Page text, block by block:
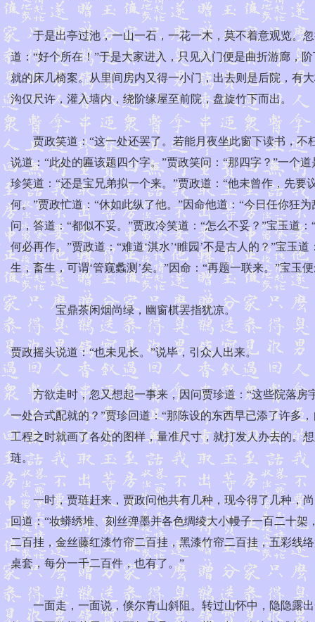
于是出亭过池，一山一石，一花一木，莫不着意观览。忽
道：“好个所在！”于是大家进入，只见入门便是曲折游廊，
就的床几椅案。从里间房内又得一小门，出去则是后院，有
沟仅尺许，灌入墙内，绕阶缘屋至前院，盘旋竹下而出。
贾政笑道：“这一处还罢了。若能月夜坐此窗下读书，不
说道：“此处的匾该题四个字。”贾政笑问：“那四字？”一个
珍笑道：“还是宝兄弟拟一个来。”贾政道：“他未曾作，先
何。”贾政忙道：“休如此纵了他。”因命他道：“今日任你狂
问，答道：“都似不妥。”贾政冷笑道：“怎么不妥？”宝玉道
何必再作。”贾政道：“难道‘淇水’‘睢园’不是古人的？”宝玉
生，畜生，可谓‘管窥蠡测’矣。”因命：“再题一联来。”宝玉
宝鼎茶闲烟尚绿，幽窗棋罢指犹凉。
贾政摇头说道：“也未见长。”说毕，引众人出来。
方欲走时，忽又想起一事来，因问贾珍道：“这些院落房
一处合式配就的？”贾珍回道：“那陈设的东西早已添了许多
工程之时就画了各处的图样，量准尺寸，就打发人办去的。
琏。
一时，贾琏赶来，贾政问他共有几种，现今得了几种，尚
回道：“妆蟒绣堆、刻丝弹墨并各色绸绫大小幔子一百二十
二百挂，金丝藤红漆竹帘二百挂，黑漆竹帘二百挂，五彩线
桌套，每分一千二百件，也有了。”
一面走，一面说，倏尔青山斜阻。转过山怀中，隐隐露出